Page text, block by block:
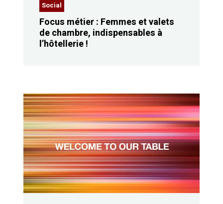
Social
Focus métier : Femmes et valets
de chambre, indispensables à
l’hôtellerie !